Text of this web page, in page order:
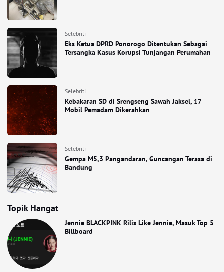
Selebriti
Eks Ketua DPRD Ponorogo Ditentukan Sebagai
Tersangka Kasus Korupsi Tunjangan Perumahan
Selebriti
Kebakaran SD di Srengseng Sawah Jaksel, 17
Mobil Pemadam Dikerahkan
Selebriti
Gempa M5,3 Pangandaran, Guncangan Terasa di
Bandung
Topik Hangat
Jennie BLACKPINK Rilis Like Jennie, Masuk Top 5
Billboard